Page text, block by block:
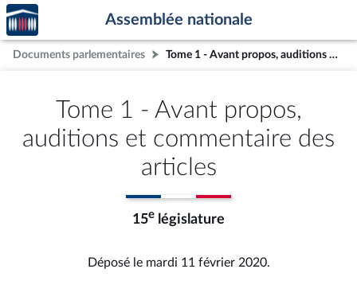
Aller au contenu
Aller en bas de la page
Accèder
à la
page
d'accueil
Assemblée nationale
Documents parlementaires Tome 1 - Avant propos, auditions et commentaire des articles
Tome 1 - Avant propos,
auditions et commentaire des
articles
15e législature
Déposé le mardi 11 février 2020.